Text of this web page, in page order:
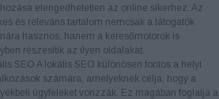
elengedhetetlen az online sikerhez. Az
és releváns tartalom nemcsak a látogatók
hasznos, hanem a keresőmotorok is
részesítik az ilyen oldalakat.
SEO A lokális SEO különösen fontos a helyi
számára, amelyeknek célja, hogy a
ügyfeleket vonzzák. Ez magában foglalja a